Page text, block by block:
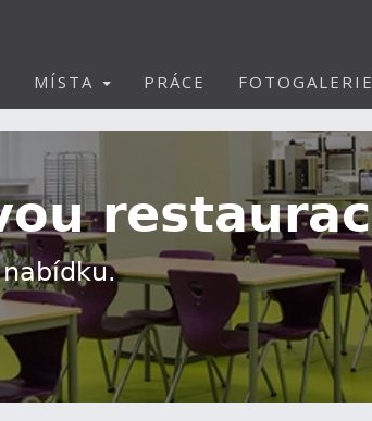
MÍSTA PRÁCE FOTOGALERIE